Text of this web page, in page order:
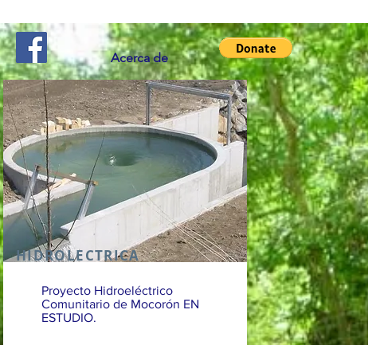
Acerca de
HIDROLECTRICA
Proyecto Hidroeléctrico
Comunitario de Mocorón EN
ESTUDIO.